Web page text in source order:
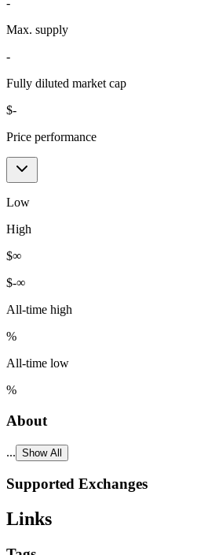
-
Max. supply
-
Fully diluted market cap
$-
Price performance
Low
High
$∞
$-∞
All-time high
%
All-time low
%
About
... Show All
Supported Exchanges
Links